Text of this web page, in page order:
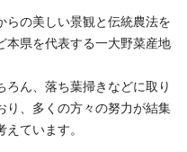
らの美しい景観と伝統農法を
本県を代表する一大野菜産地
ん、落ち葉掃きなどに取り
り、多くの方々の努力が結集
ています。